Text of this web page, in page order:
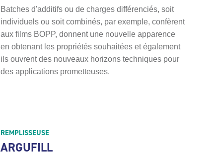
Batches d'additifs ou de charges différenciés, soit
individuels ou soit combinés, par exemple, confèrent
aux films BOPP, donnent une nouvelle apparence
en obtenant les propriétés souhaitées et également
ils ouvrent des nouveaux horizons techniques pour
des applications prometteuses.
REMPLISSEUSE
ARGUFILL